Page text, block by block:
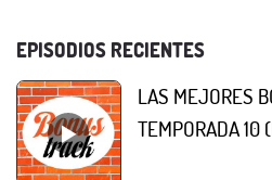
EPISODIOS RECIENTES
LAS MEJORES
TEMPORADA 10